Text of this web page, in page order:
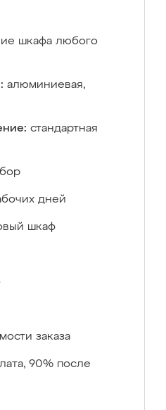
шкафа любого
алюминиевая,
стандартная
дней
шкаф
заказа
90% после